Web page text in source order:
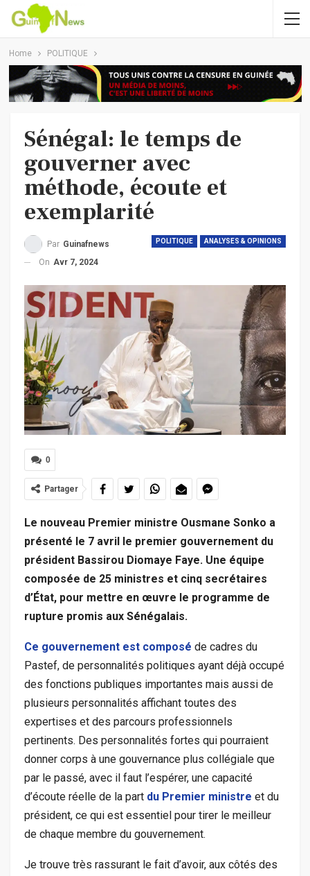
Home POLITIQUE
Sénégal: le temps de
gouverner avec
méthode, écoute et
exemplarité
POLITIQUE ANALYSES & OPINIONS
Par Guinafnews
On Avr 7, 2024
0
Partager
Le nouveau Premier ministre Ousmane Sonko a
présenté le 7 avril le premier gouvernement du
président Bassirou Diomaye Faye. Une équipe
composée de 25 ministres et cinq secrétaires
d’État, pour mettre en œuvre le programme de
rupture promis aux Sénégalais.
Ce gouvernement est composé de cadres du
Pastef, de personnalités politiques ayant déjà occupé
des fonctions publiques importantes mais aussi de
plusieurs personnalités affichant toutes des
expertises et des parcours professionnels
pertinents. Des personnalités fortes qui pourraient
donner corps à une gouvernance plus collégiale que
par le passé, avec il faut l’espérer, une capacité
d’écoute réelle de la part du Premier ministre et du
président, ce qui est essentiel pour tirer le meilleur
de chaque membre du gouvernement.
Je trouve très rassurant le fait d’avoir, aux côtés des